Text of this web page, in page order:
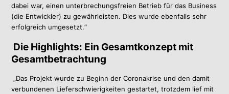
dabei war, einen unterbrechungsfreien Betrieb für das Business
(die Entwickler) zu gewährleisten. Dies wurde ebenfalls sehr
erfolgreich umgesetzt.“
Die Highlights: Ein Gesamtkonzept mit
Gesamtbetrachtung
„Das Projekt wurde zu Beginn der Coronakrise und den damit
verbundenen Lieferschwierigkeiten gestartet, trotzdem lief mit